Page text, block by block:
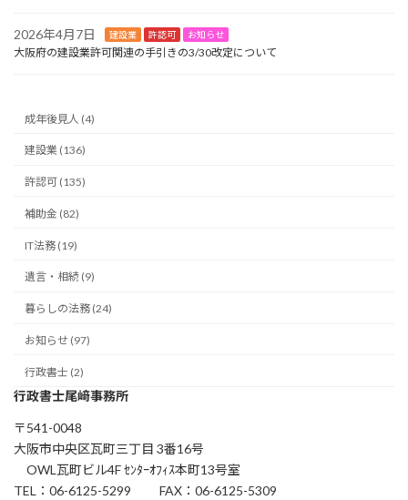
2026年4月7日 建設業 許認可 お知らせ
大阪府の建設業許可関連の手引きの3/30改定について
成年後見人 (4)
建設業 (136)
許認可 (135)
補助金 (82)
IT法務 (19)
遺言・相続 (9)
暮らしの法務 (24)
お知らせ (97)
行政書士 (2)
行政書士尾﨑事務所
〒541-0048
大阪市中央区瓦町三丁目 3番16号
OWL瓦町ビル4F ｾﾝﾀｰｵﾌｨｽ本町13号室
TEL：06-6125-5299 FAX：06-6125-5309